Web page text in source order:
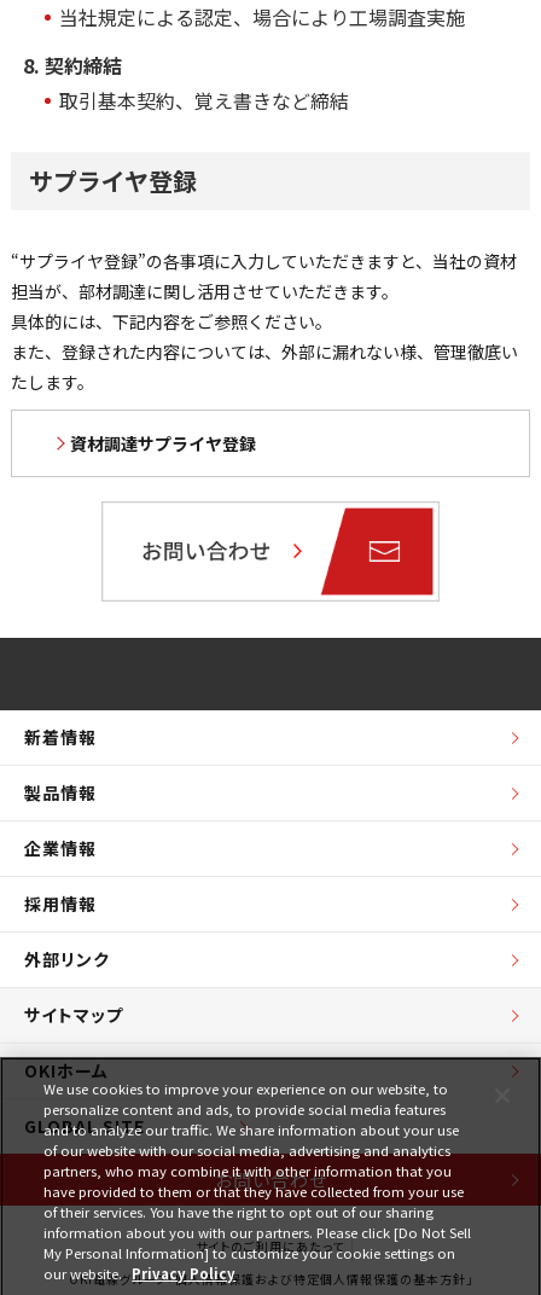
当社規定による認定、場合により工場調査実施
契約締結
取引基本契約、覚え書きなど締結
サプライヤ登録
“サプライヤ登録”の各事項に入力していただきますと、当社の資材
担当が、部材調達に関し活用させていただきます。
具体的には、下記内容をご参照ください。
また、登録された内容については、外部に漏れない様、管理徹底い
たします。
資材調達サプライヤ登録
新着情報
製品情報
企業情報
採用情報
外部リンク
サイトマップ
OKIホーム
GLOBAL SITE
お問い合わせ
サイトのご利用にあたって
OKI電線グループ「個人情報保護および特定個人情報保護の基本方針」
We use cookies to improve your experience on our website, to
personalize content and ads, to provide social media features
and to analyze our traffic. We share information about your use
of our website with our social media, advertising and analytics
partners, who may combine it with other information that you
have provided to them or that they have collected from your use
of their services. You have the right to opt out of our sharing
information about you with our partners. Please click [Do Not Sell
My Personal Information] to customize your cookie settings on
our website. Privacy Policy